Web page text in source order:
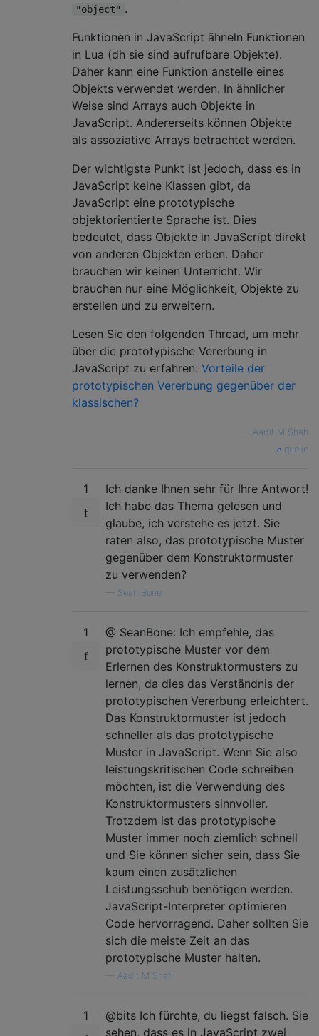
"object" .
Funktionen in JavaScript ähneln Funktionen
in Lua (dh sie sind aufrufbare Objekte).
Daher kann eine Funktion anstelle eines
Objekts verwendet werden. In ähnlicher
Weise sind Arrays auch Objekte in
JavaScript. Andererseits können Objekte
als assoziative Arrays betrachtet werden.
Der wichtigste Punkt ist jedoch, dass es in
JavaScript keine Klassen gibt, da
JavaScript eine prototypische
objektorientierte Sprache ist. Dies
bedeutet, dass Objekte in JavaScript direkt
von anderen Objekten erben. Daher
brauchen wir keinen Unterricht. Wir
brauchen nur eine Möglichkeit, Objekte zu
erstellen und zu erweitern.
Lesen Sie den folgenden Thread, um mehr
über die prototypische Vererbung in
JavaScript zu erfahren: Vorteile der
prototypischen Vererbung gegenüber der
klassischen?
Aadit M Shah
quelle
1
Ich danke Ihnen sehr für Ihre Antwort!
Ich habe das Thema gelesen und
glaube, ich verstehe es jetzt. Sie
raten also, das prototypische Muster
gegenüber dem Konstruktormuster
zu verwenden?
Sean Bone
1
@ SeanBone: Ich empfehle, das
prototypische Muster vor dem
Erlernen des Konstruktormusters zu
lernen, da dies das Verständnis der
prototypischen Vererbung erleichtert.
Das Konstruktormuster ist jedoch
schneller als das prototypische
Muster in JavaScript. Wenn Sie also
leistungskritischen Code schreiben
möchten, ist die Verwendung des
Konstruktormusters sinnvoller.
Trotzdem ist das prototypische
Muster immer noch ziemlich schnell
und Sie können sicher sein, dass Sie
kaum einen zusätzlichen
Leistungsschub benötigen werden.
JavaScript-Interpreter optimieren
Code hervorragend. Daher sollten Sie
sich die meiste Zeit an das
prototypische Muster halten.
Aadit M Shah
1
@bits Ich fürchte, du liegst falsch. Sie
sehen, dass es in JavaScript zwei